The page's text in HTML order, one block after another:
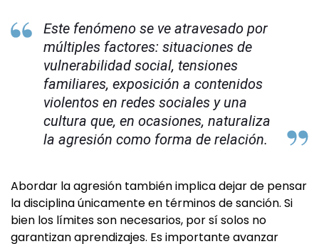
Este fenómeno se ve atravesado por
múltiples factores: situaciones de
vulnerabilidad social, tensiones
familiares, exposición a contenidos
violentos en redes sociales y una
cultura que, en ocasiones, naturaliza
la agresión como forma de relación.
Abordar la agresión también implica dejar de pensar
la disciplina únicamente en términos de sanción. Si
bien los límites son necesarios, por sí solos no
garantizan aprendizajes. Es importante avanzar